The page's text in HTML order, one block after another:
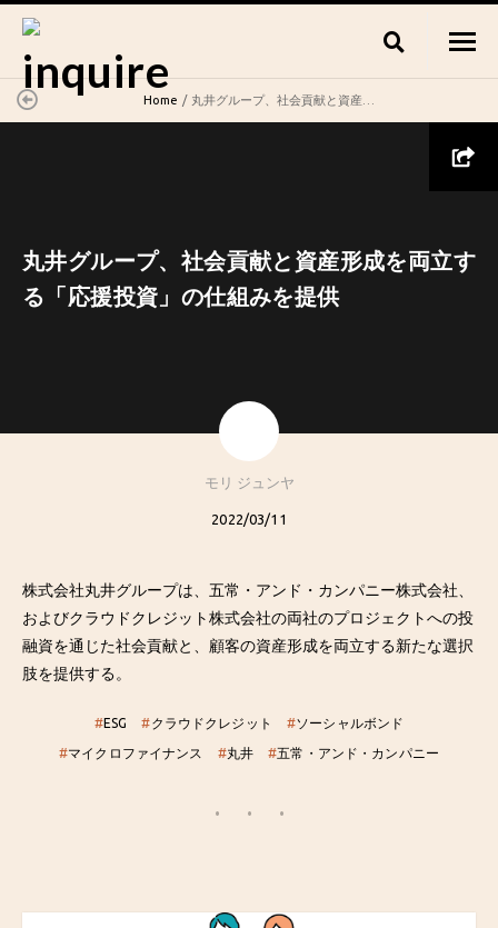
Home 丸井グループ、社会貢献と資産形成を両立する「応援投資」の仕組みを提供
丸井グループ、社会貢献と資産形成を両立す
る「応援投資」の仕組みを提供
モリ ジュンヤ
2022/03/11
株式会社丸井グループは、五常・アンド・カンパニー株式会社、
およびクラウドクレジット株式会社の両社のプロジェクトへの投
融資を通じた社会貢献と、顧客の資産形成を両立する新たな選択
肢を提供する。
#ESG #クラウドクレジット #ソーシャルボンド
#マイクロファイナンス #丸井 #五常・アンド・カンパニー